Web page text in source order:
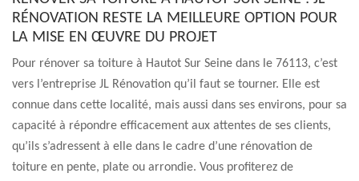
RÉNOVATION RESTE LA MEILLEURE OPTION POUR
LA MISE EN ŒUVRE DU PROJET
Pour rénover sa toiture à Hautot Sur Seine dans le 76113, c’est
vers l’entreprise JL Rénovation qu’il faut se tourner. Elle est
connue dans cette localité, mais aussi dans ses environs, pour sa
capacité à répondre efficacement aux attentes de ses clients,
qu’ils s’adressent à elle dans le cadre d’une rénovation de
toiture en pente, plate ou arrondie. Vous profiterez de